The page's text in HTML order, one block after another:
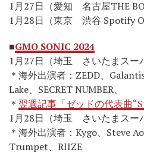
1月27日（愛知 名古屋THE
1月28日（東京 渋谷 Spotify
■GMO SONIC 2024
1月27日（埼玉 さいたまスー
＊海外出演者：ZEDD、
Lake、SECRET NUMBER、
＊ 翌週記事「ゼッドの代表曲
1月28日（埼玉 さいたまスー
＊海外出演者：Kygo、Steve
Trumpet、RIIZE